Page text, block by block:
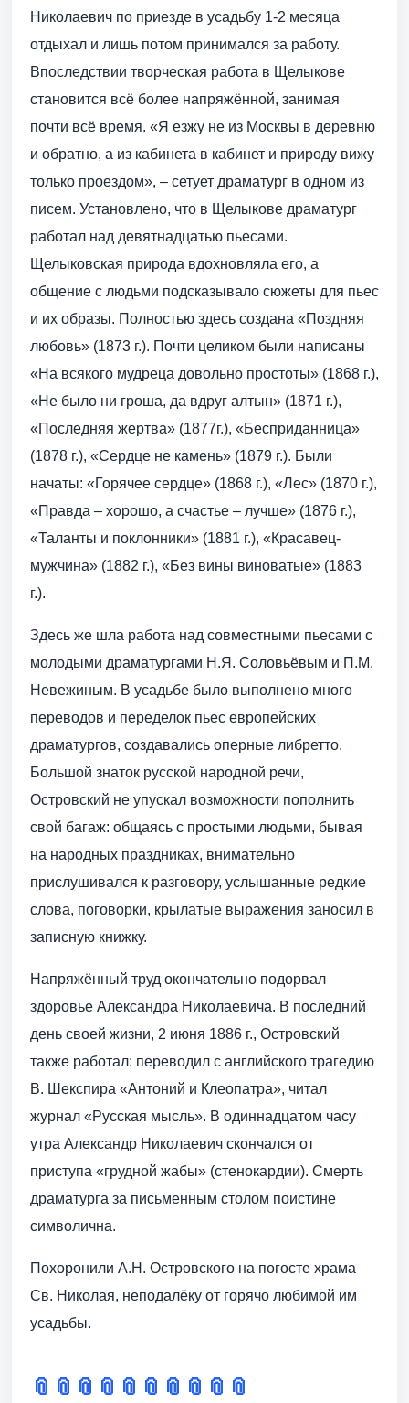
Николаевич по приезде в усадьбу 1-2 месяца
отдыхал и лишь потом принимался за работу.
Впоследствии творческая работа в Щелыкове
становится всё более напряжённой, занимая
почти всё время. «Я езжу не из Москвы в деревню
и обратно, а из кабинета в кабинет и природу вижу
только проездом», – сетует драматург в одном из
писем. Установлено, что в Щелыкове драматург
работал над девятнадцатью пьесами.
Щелыковская природа вдохновляла его, а
общение с людьми подсказывало сюжеты для пьес
и их образы. Полностью здесь создана «Поздняя
любовь» (1873 г.). Почти целиком были написаны
«На всякого мудреца довольно простоты» (1868 г.),
«Не было ни гроша, да вдруг алтын» (1871 г.),
«Последняя жертва» (1877г.), «Бесприданница»
(1878 г.), «Сердце не камень» (1879 г.). Были
начаты: «Горячее сердце» (1868 г.), «Лес» (1870 г.),
«Правда – хорошо, а счастье – лучше» (1876 г.),
«Таланты и поклонники» (1881 г.), «Красавец-
мужчина» (1882 г.), «Без вины виноватые» (1883
г.).
Здесь же шла работа над совместными пьесами с
молодыми драматургами Н.Я. Соловьёвым и П.М.
Невежиным. В усадьбе было выполнено много
переводов и переделок пьес европейских
драматургов, создавались оперные либретто.
Большой знаток русской народной речи,
Островский не упускал возможности пополнить
свой багаж: общаясь с простыми людьми, бывая
на народных праздниках, внимательно
прислушивался к разговору, услышанные редкие
слова, поговорки, крылатые выражения заносил в
записную книжку.
Напряжённый труд окончательно подорвал
здоровье Александра Николаевича. В последний
день своей жизни, 2 июня 1886 г., Островский
также работал: переводил с английского трагедию
В. Шекспира «Антоний и Клеопатра», читал
журнал «Русская мысль». В одиннадцатом часу
утра Александр Николаевич скончался от
приступа «грудной жабы» (стенокардии). Смерть
драматурга за письменным столом поистине
символична.
Похоронили А.Н. Островского на погосте храма
Св. Николая, неподалёку от горячо любимой им
усадьбы.
📎 📎 📎 📎 📎 📎 📎 📎 📎 📎